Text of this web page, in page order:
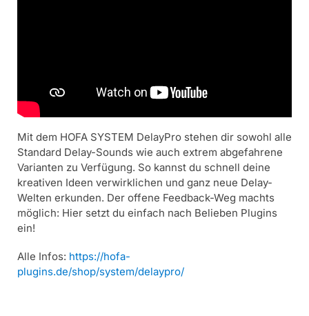
Mit dem HOFA SYSTEM DelayPro stehen dir sowohl alle
Standard Delay-Sounds wie auch extrem abgefahrene
Varianten zu Verfügung. So kannst du schnell deine
kreativen Ideen verwirklichen und ganz neue Delay-
Welten erkunden. Der offene Feedback-Weg machts
möglich: Hier setzt du einfach nach Belieben Plugins
ein!
Alle Infos: https://hofa-
plugins.de/shop/system/delaypro/